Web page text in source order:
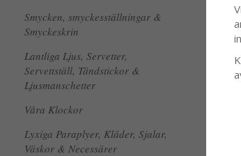
Smycken, smyckesställningar &
Smyckeskrin
Lantliga Ljus, Servetter,
Servettställ, Tändstickor &
Ljusmanschetter
Våra Klockor
Lyxiga Paraplyer, Kläder, Sjalar,
Väskor & Necessärer